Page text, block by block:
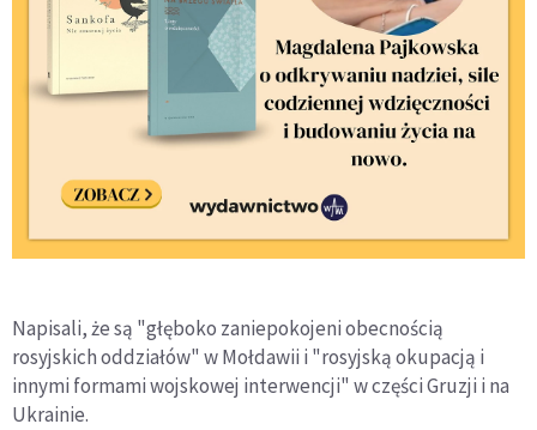
Napisali, że są "głęboko zaniepokojeni obecnością
rosyjskich oddziałów" w Mołdawii i "rosyjską okupacją i
innymi formami wojskowej interwencji" w części Gruzji i na
Ukrainie.